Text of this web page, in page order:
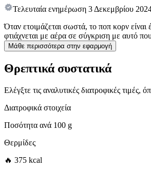
Τελευταία ενημέρωση 3 Δεκεμβρίου
Όταν ετοιμάζεται σωστά, το ποπ κορν
φτιάχνεται με αέρα σε σύγκριση με αυτό
Μάθε περισσότερα στην εφαρμογή
Θρεπτικά συστατικά
Ελέγξτε τις αναλυτικές διατροφικές
Διατροφικά στοιχεία
Ποσότητα ανά 100 g
Θερμίδες
🔥 375 kcal